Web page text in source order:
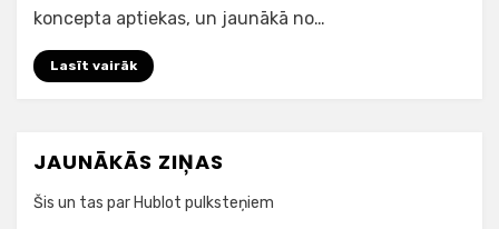
Apotheka
koncepta aptiekas, un jaunākā no…
Lasīt vairāk
JAUNĀKĀS ZIŅAS
Šis un tas par Hublot pulksteņiem